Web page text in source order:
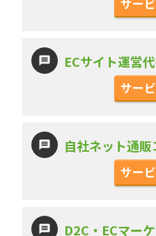
ECサイト運営
サー
自社ネット通
サー
D2C・ECマー